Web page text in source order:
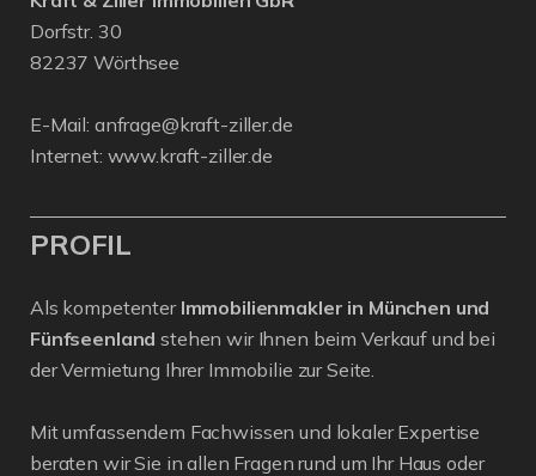
Dorfstr. 30
82237 Wörthsee
E-Mail: anfrage@kraft-ziller.de
Internet: www.kraft-ziller.de
PROFIL
Als kompetenter Immobilienmakler in München und
Fünfseenland stehen wir Ihnen beim Verkauf und bei
der Vermietung Ihrer Immobilie zur Seite.
Mit umfassendem Fachwissen und lokaler Expertise
beraten wir Sie in allen Fragen rund um Ihr Haus oder